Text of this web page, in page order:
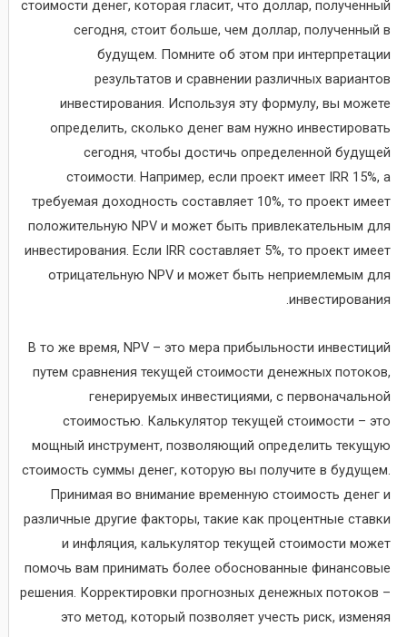
стоимости денег, которая гласит, что доллар, полученный
сегодня, стоит больше, чем доллар, полученный в
будущем. Помните об этом при интерпретации
результатов и сравнении различных вариантов
инвестирования. Используя эту формулу, вы можете
определить, сколько денег вам нужно инвестировать
сегодня, чтобы достичь определенной будущей
стоимости. Например, если проект имеет IRR 15%, а
требуемая доходность составляет 10%, то проект имеет
положительную NPV и может быть привлекательным для
инвестирования. Если IRR составляет 5%, то проект имеет
отрицательную NPV и может быть неприемлемым для
инвестирования.
В то же время, NPV – это мера прибыльности инвестиций
путем сравнения текущей стоимости денежных потоков,
генерируемых инвестициями, с первоначальной
стоимостью. Калькулятор текущей стоимости – это
мощный инструмент, позволяющий определить текущую
стоимость суммы денег, которую вы получите в будущем.
Принимая во внимание временную стоимость денег и
различные другие факторы, такие как процентные ставки
и инфляция, калькулятор текущей стоимости может
помочь вам принимать более обоснованные финансовые
решения. Корректировки прогнозных денежных потоков –
это метод, который позволяет учесть риск, изменяя